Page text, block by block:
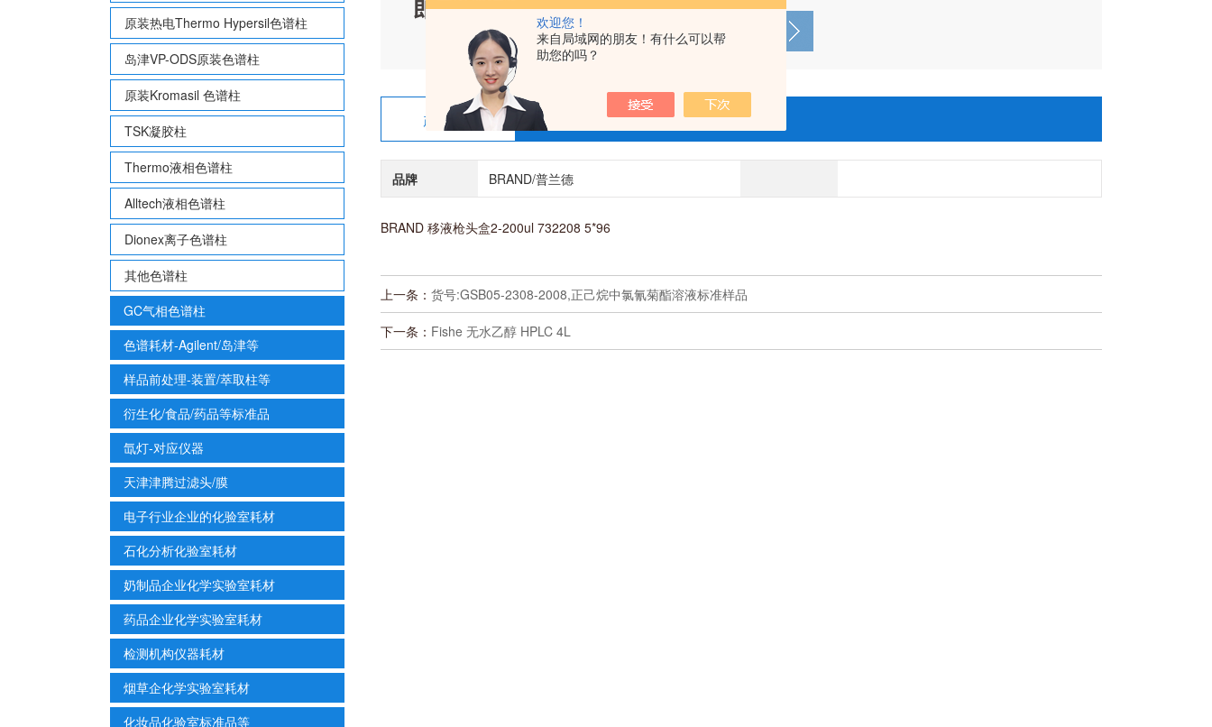
欢迎您！
来自局域网的朋友！有什么可以帮
助您的吗？
原装热电Thermo Hypersil色谱柱
岛津VP-ODS原装色谱柱
原装Kromasil 色谱柱
TSK凝胶柱
Thermo液相色谱柱
Alltech液相色谱柱
Dionex离子色谱柱
其他色谱柱
GC气相色谱柱
色谱耗材-Agilent/岛津等
样品前处理-装置/萃取柱等
衍生化/食品/药品等标准品
氙灯-对应仪器
天津津腾过滤头/膜
电子行业企业的化验室耗材
石化分析化验室耗材
奶制品企业化学实验室耗材
药品企业化学实验室耗材
检测机构仪器耗材
烟草企化学实验室耗材
化妆品化验室标准品等
产品详情 在线留言
品牌 BRAND/普兰德
BRAND 移液枪头盒2-200ul 732208 5*96
上一条： 货号:GSB05-2308-2008,正己烷中氯氰菊酯溶液标准样品
下一条： Fishe 无水乙醇 HPLC 4L